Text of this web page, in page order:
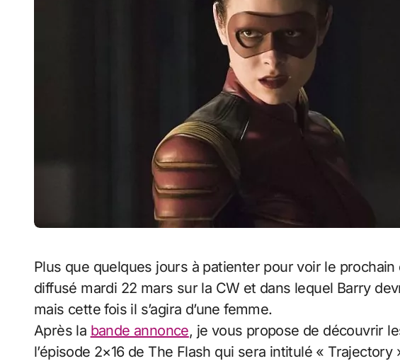
Plus que quelques jours à patienter pour voir le prochain épisode de The Flash qui sera
diffusé mardi 22 mars sur la CW et dans lequel Barry
mais cette fois il s’agira d’une femme.
Après la bande annonce, je vous propose de découvrir
l’épisode 2×16 de The Flash qui sera intitulé « Trajectory